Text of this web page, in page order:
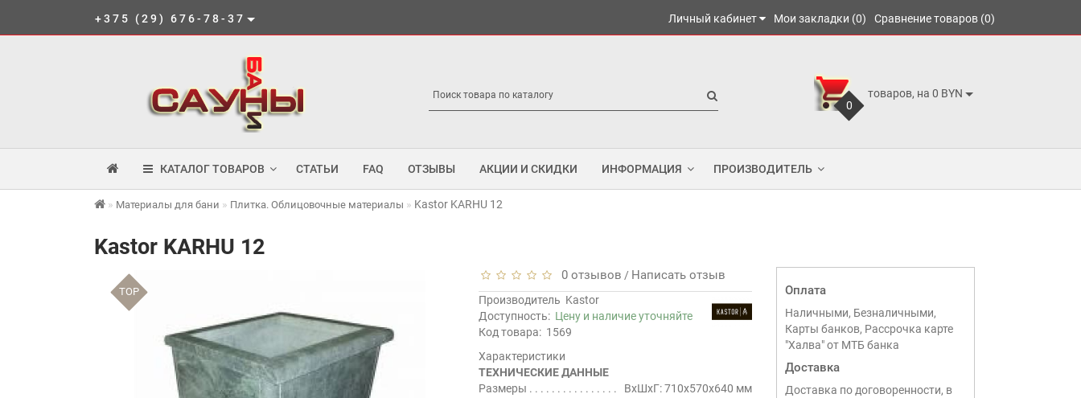
+375 (29) 676-78-37 Личный кабинет Мои закладки (0) Сравнение товаров (0)
0
товаров, на 0 BYN
КАТАЛОГ ТОВАРОВ СТАТЬИ FAQ ОТЗЫВЫ АКЦИИ И СКИДКИ ИНФОРМАЦИЯ ПРОИЗВОДИТЕЛЬ
Материалы для бани Плитка. Облицовочные материалы Kastor KARHU 12
Kastor KARHU 12
TOP
0 отзывов / Написать отзыв
Производитель Kastor
Доступность: Цену и наличие уточняйте
Код товара: 1569
Характеристики
ТЕХНИЧЕСКИЕ ДАННЫЕ
Размеры
ВхШхГ: 710х570х640 мм
Оплата
Наличными, Безналичными,
Карты банков, Рассрочка карте
"Халва" от МТБ банка
Доставка
Доставка по договоренности, в